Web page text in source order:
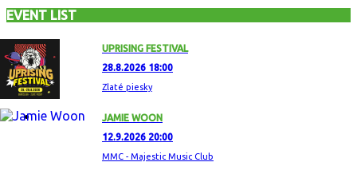
EVENT LIST
UPRISING FESTIVAL
28.8.2026 18:00
Zlaté piesky
JAMIE WOON
12.9.2026 20:00
MMC - Majestic Music Club